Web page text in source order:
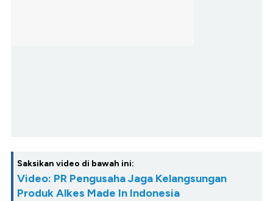
Saksikan video di bawah ini:
Video: PR Pengusaha Jaga Kelangsungan
Produk Alkes Made In Indonesia